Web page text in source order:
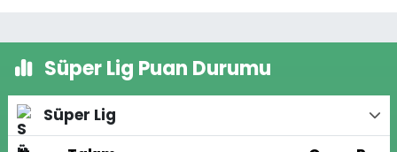
Süper Lig Puan Durumu
Süper Lig